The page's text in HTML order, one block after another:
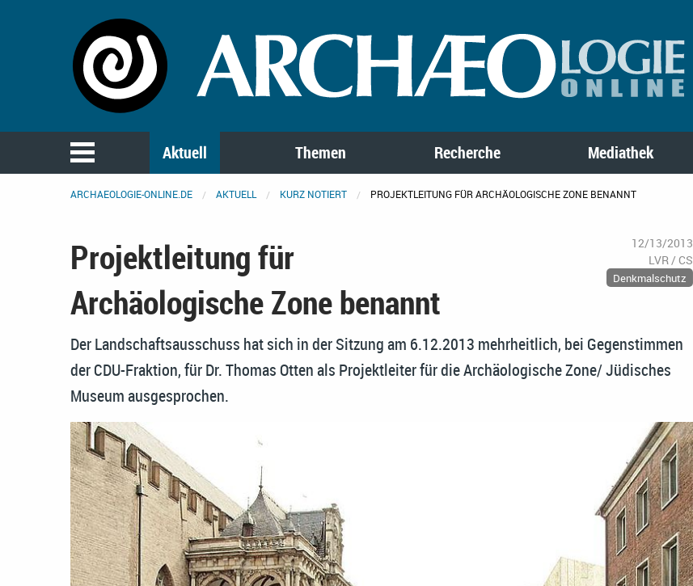
Aktuell Themen Recherche Mediathek
ARCHAEOLOGIE-ONLINE.DE AKTUELL KURZ NOTIERT PROJEKTLEITUNG FÜR ARCHÄOLOGISCHE ZONE BENANNT
Projektleitung für
Archäologische Zone benannt
12/13/2013
LVR / CS
Denkmalschutz
Der Landschaftsausschuss hat sich in der Sitzung am 6.12.2013 mehrheitlich, bei Gegenstimmen
der CDU-Fraktion, für Dr. Thomas Otten als Projektleiter für die Archäologische Zone/ Jüdisches
Museum ausgesprochen.